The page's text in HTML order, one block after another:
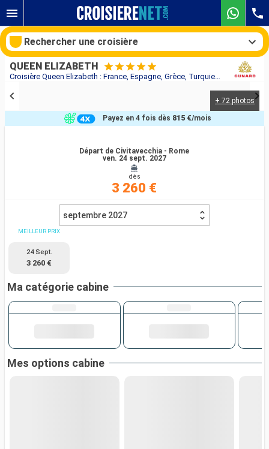
Croisière Queen Elizabeth : France, Espagne, Grèce, Turquie, Italie au départ de Civitavecchia - Rome
QUEEN ELIZABETH
+ 72 photos
Départ de Civitavecchia - Rome
ven. 24 sept. 2027
dès
3 260 €
Payez en 4 fois dès 815 €/mois
septembre 2027
MEILLEUR PRIX
24 Sept.
3 260 €
Ma catégorie cabine
Mes options cabine
Rechercher une croisière
Compagnies
Rechercher